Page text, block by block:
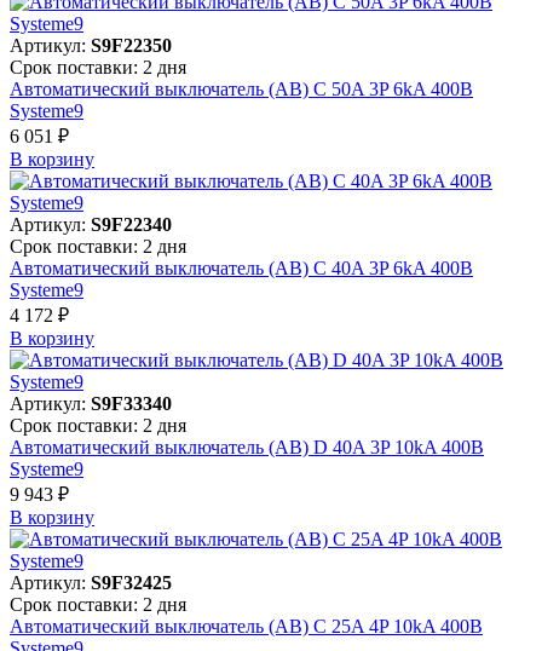
Артикул: S9F22350
Срок поставки: 2 дня
Автоматический выключатель (АВ) C 50A 3P 6kA 400В
Systeme9
6 051 ₽
В корзинy
Артикул: S9F22340
Срок поставки: 2 дня
Автоматический выключатель (АВ) C 40A 3P 6kA 400В
Systeme9
4 172 ₽
В корзинy
Артикул: S9F33340
Срок поставки: 2 дня
Автоматический выключатель (АВ) D 40A 3P 10kA 400В
Systeme9
9 943 ₽
В корзинy
Артикул: S9F32425
Срок поставки: 2 дня
Автоматический выключатель (АВ) C 25A 4P 10kA 400В